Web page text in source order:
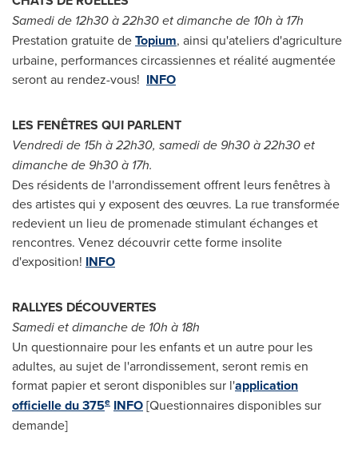
Samedi de 12h30 à 22h30 et dimanche de 10h à 17h
Prestation gratuite deTopium, ainsi qu'ateliers d'agriculture
urbaine, performances circassiennes et réalité augmentée
seront au rendez-vous! INFO
LES FENÊTRES QUI PARLENT
Vendredi de 15h à 22h30, samedi de 9h30 à 22h30 et
dimanche de 9h30 à 17h.
Des résidents de l'arrondissement offrent leurs fenêtres à
des artistes qui y exposent des œuvres. La rue transformée
redevient un lieu de promenade stimulant échanges et
rencontres. Venez découvrir cette forme insolite
d'exposition! INFO
RALLYES DÉCOUVERTES
Samedi et dimanche de 10h à 18h
Un questionnaire pour les enfants et un autre pour les
adultes, au sujet de l'arrondissement, seront remis en
format papier et seront disponibles sur l'application
officielle du 375e INFO[Questionnaires disponibles sur
demande]